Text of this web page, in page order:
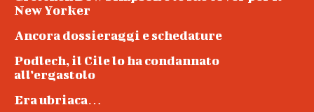
New Yorker
Ancora dossieraggi e schedature
Podlech, il Cile lo ha condannato
all’ergastolo
Era ubriaca…